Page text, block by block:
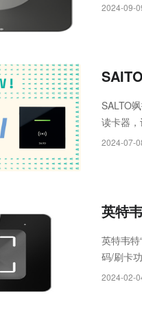
2024-09-
SALTO
读卡器，
2024-07-
英特
英特韦
码/刷卡
出方式，
2024-02-